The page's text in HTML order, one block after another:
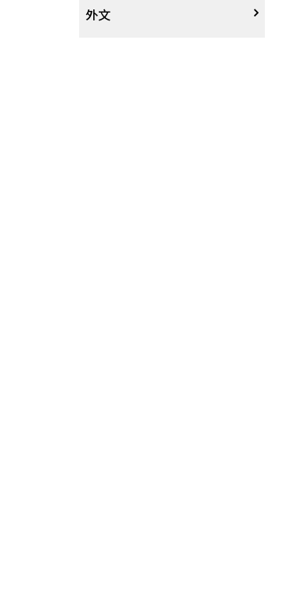
動腦解謎
推理小說
園藝
日韓
西式
外文